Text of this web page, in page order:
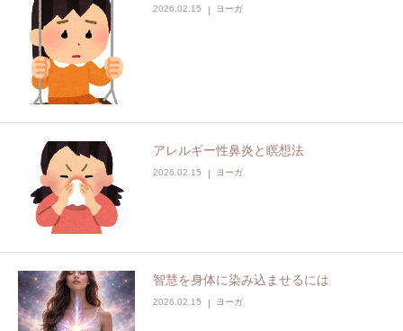
2026.02.15 ヨーガ
アレルギー性鼻炎と瞑想法
2026.02.15 ヨーガ
智慧を身体に染み込ませるには
2026.02.15 ヨーガ